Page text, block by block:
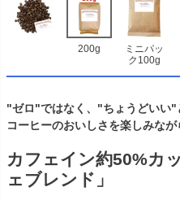
200g
ミニパッ
ク100g
"ゼロ"ではなく、"ちょうどいい"
コーヒーのおいしさを楽しみな
カフェイン約50%カ
ェブレンド」